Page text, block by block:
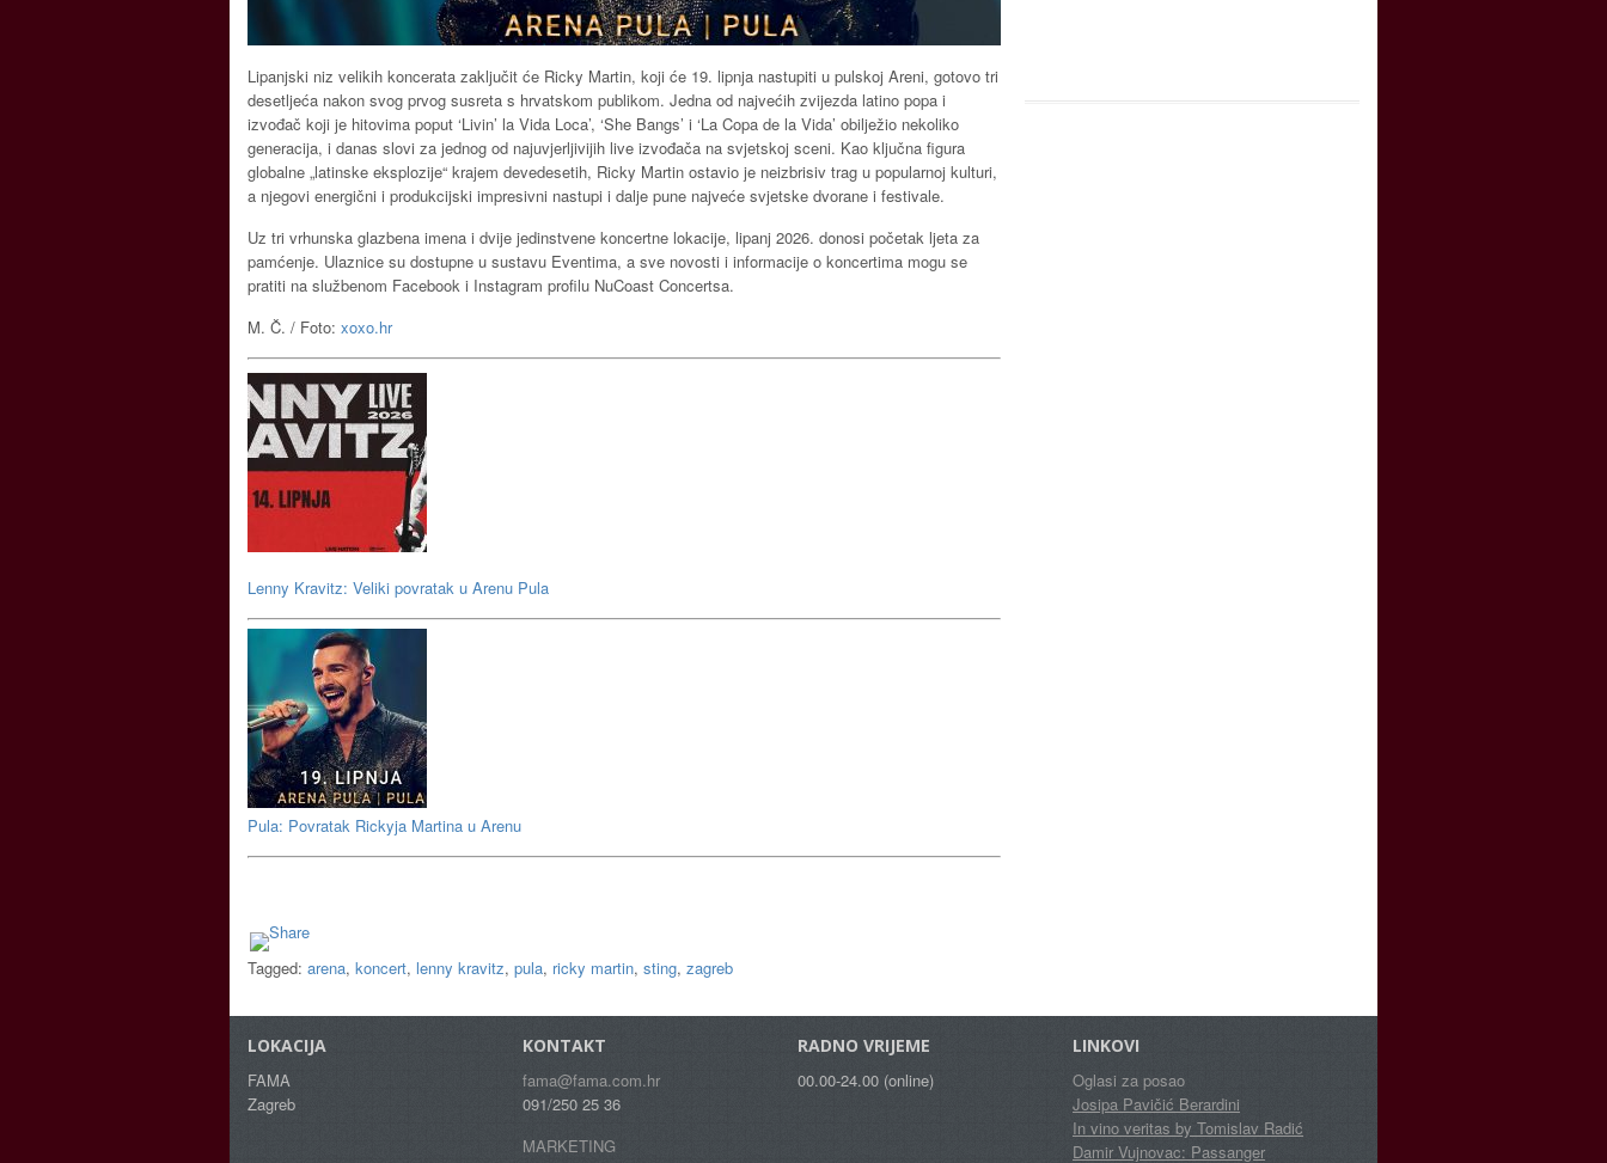
Lipanjski niz velikih koncerata zaključit će Ricky Martin, koji će 19. lipnja nastupiti u pulskoj Areni, gotovo tri
desetljeća nakon svog prvog susreta s hrvatskom publikom. Jedna od najvećih zvijezda latino popa i
izvođač koji je hitovima poput ‘Livin’ la Vida Loca’, ‘She Bangs’ i ‘La Copa de la Vida’ obilježio nekoliko
generacija, i danas slovi za jednog od najuvjerljivijih live izvođača na svjetskoj sceni. Kao ključna figura
globalne „latinske eksplozije“ krajem devedesetih, Ricky Martin ostavio je neizbrisiv trag u popularnoj kulturi,
a njegovi energični i produkcijski impresivni nastupi i dalje pune najveće svjetske dvorane i festivale.
Uz tri vrhunska glazbena imena i dvije jedinstvene koncertne lokacije, lipanj 2026. donosi početak ljeta za
pamćenje. Ulaznice su dostupne u sustavu Eventima, a sve novosti i informacije o koncertima mogu se
pratiti na službenom Facebook i Instagram profilu NuCoast Concertsa.
M. Č. / Foto: xoxo.hr
Lenny Kravitz: Veliki povratak u Arenu Pula
Pula: Povratak Rickyja Martina u Arenu
Tagged: arena, koncert, lenny kravitz, pula, ricky martin, sting, zagreb
LOKACIJA
FAMA
Zagreb
KONTAKT
fama@fama.com.hr
091/250 25 36
MARKETING
RADNO VRIJEME
00.00-24.00 (online)
LINKOVI
Oglasi za posao
Josipa Pavičić Berardini
In vino veritas by Tomislav Radić
Damir Vujnovac: Passanger